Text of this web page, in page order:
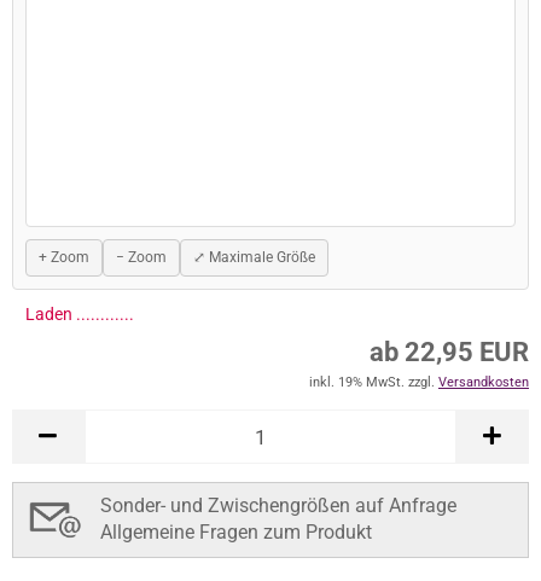
+ Zoom − Zoom ⤢ Maximale Größe
Laden .............
ab 22,95 EUR
inkl. 19% MwSt. zzgl. Versandkosten
Sonder- und Zwischengrößen auf Anfrage
Allgemeine Fragen zum Produkt